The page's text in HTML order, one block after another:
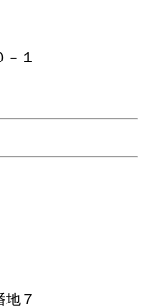
１
地７